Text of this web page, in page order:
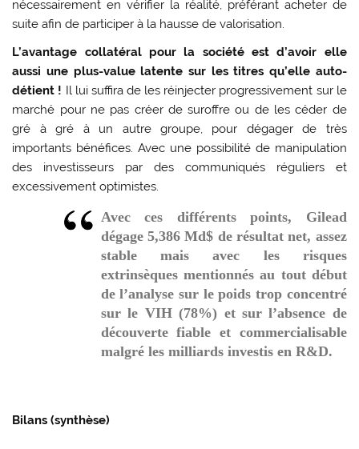
nécessairement en vérifier la réalité, préférant acheter de
suite afin de participer à la hausse de valorisation.
L’avantage collatéral pour la société est d’avoir elle
aussi une plus-value latente sur les titres qu’elle auto-
détient !
Il lui suffira de les réinjecter progressivement sur le
marché pour ne pas créer de suroffre ou de les céder de
gré à gré à un autre groupe, pour dégager de très
importants bénéfices. Avec une possibilité de manipulation
des investisseurs par des communiqués réguliers et
excessivement optimistes.
Avec ces différents points, Gilead
dégage 5,386 Md$ de résultat net, assez
stable mais avec les risques
extrinsèques mentionnés au tout début
de l’analyse sur le poids trop concentré
sur le VIH (78%) et sur l’absence de
découverte fiable et commercialisable
malgré les milliards investis en R&D.
Bilans (synthèse)